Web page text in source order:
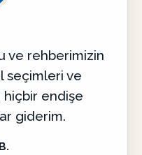
ve rehberimizin
seçimleri ve
hiçbir endişe
giderim.